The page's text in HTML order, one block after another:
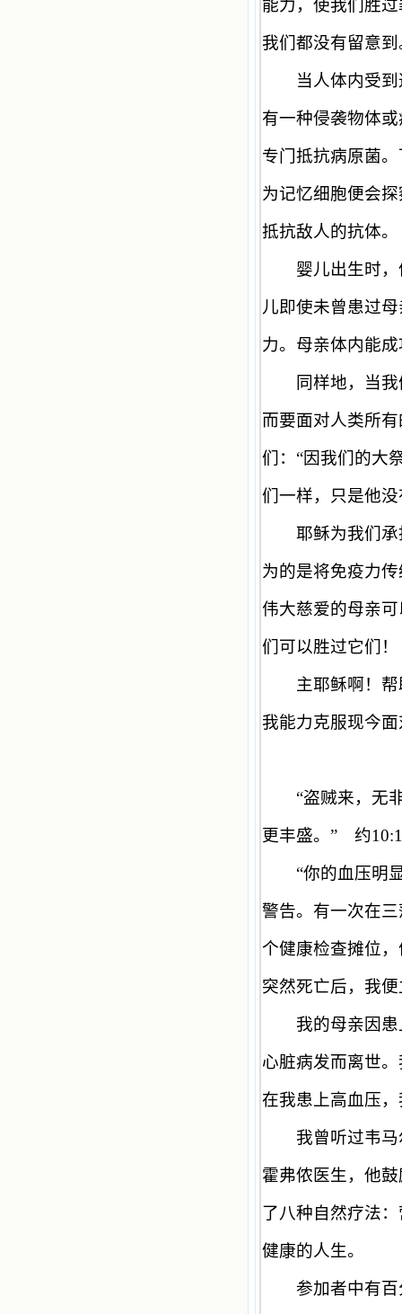
能力，使我们胜
我们都没有留意到
当人体内受到
有一种侵袭物体
专门抵抗病原菌
为记忆细胞便会
抵抗敌人的抗体。
婴儿出生时，
儿即使未曾患过
力。母亲体内能
同样地，当我
而要面对人类所
们： “因我们的大
们一样，只是他
耶稣为我们承
为的是将免疫力
伟大慈爱的母亲
们可以胜过它们！
主耶稣啊！帮
我能力克服现今
“盗贼来，无
更丰盛。 ” 约
“你的血压明
警告。有一次在
个健康检查摊位
突然死亡后，我
我的母亲因患
心脏病发而离世
在我患上高血压
我曾听过韦马
霍弗侬医生，他
了八种自然疗法
健康的人生。
参加者中有百